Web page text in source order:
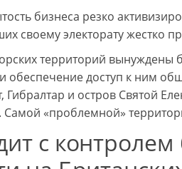
бизнеса резко
своему электорату жестко
территорий
обеспечение доступ к ним
и остров Святой
Самой «проблемной»
с